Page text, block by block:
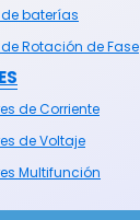
baterías
Rotación de Fase
de Corriente
de Voltaje
Multifunción